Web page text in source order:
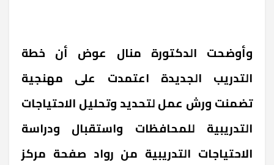
وأوضحت الدكتورة منال عوض أن خطة
التدريب الجديدة اعتمدت على مهنجية
تضمنت ورش عمل لتحديد وتحليل الاحتياجات
التدريبية للمحافظات واستقبال ودراسة
الاحتياجات التدريبية من رواد صفحة مركز